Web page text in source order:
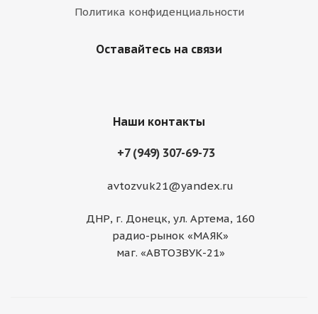
Политика конфиденциальности
Оставайтесь на связи
Наши контакты
+7 (949) 307-69-73
avtozvuk21@yandex.ru
ДНР, г. Донецк, ул. Артема, 160
радио-рынок «МАЯК»
маг. «АВТОЗВУК-21»